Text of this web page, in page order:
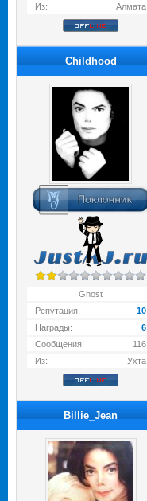
Из:
Алмата
Childhood
Ghost
Репутация:
10
Награды:
6
Сообщения:
116
Из:
Ухта
Billie_Jean